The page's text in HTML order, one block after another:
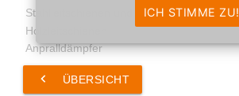
Stahlleitschienen und Zusatzausrüstung
Holzleitschienen
Anpralldämpfer
ÜBERSICHT
keyboard_arrow_left
ICH STIMME ZU!